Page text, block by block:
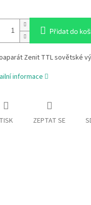
Přidat do
Zenit TTL sovětské
informace
TISK ZEPTAT SE